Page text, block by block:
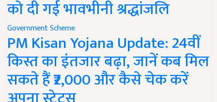
को दी गई भावभीनी श्रद्धांजलि
Government Scheme
PM Kisan Yojana Update: 24वीं
किस्त का इंतजार बढ़ा, जानें कब मिल
सकते हैं ₹2,000 और कैसे चेक करें